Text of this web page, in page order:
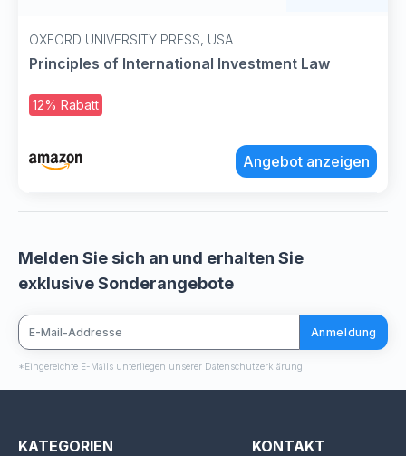
OXFORD UNIVERSITY PRESS, USA
Principles of International Investment Law
12% Rabatt
Angebot anzeigen
Melden Sie sich an und erhalten Sie
exklusive Sonderangebote
Anmeldung
*Eingereichte E-Mails unterliegen unserer Datenschutzerklärung
KATEGORIEN KONTAKT